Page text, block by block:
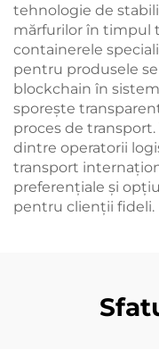
tehnologie de
mărfurilor în timpul
containerele
pentru produsele
blockchain în
sporește
proces de
dintre operatorii
transport
preferențiale și
pentru clienții fideli.